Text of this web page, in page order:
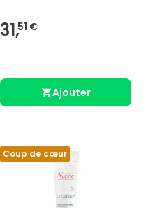
31,51 €
Ajouter
Coup de cœur